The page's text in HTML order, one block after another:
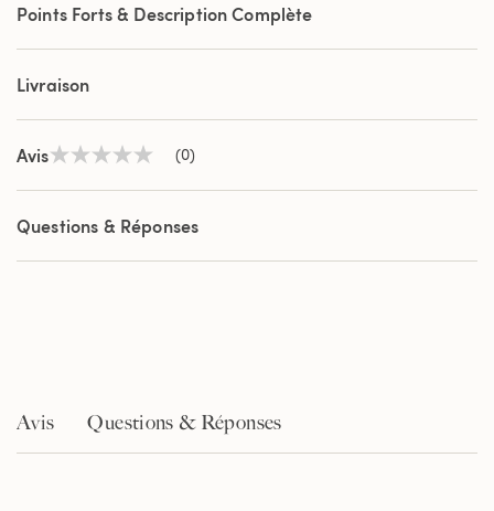
Points Forts & Description Complète
Livraison
AvisAucune
de
notation
Lien
la
(0)
Questions & Réponses
Avis Questions & Réponses